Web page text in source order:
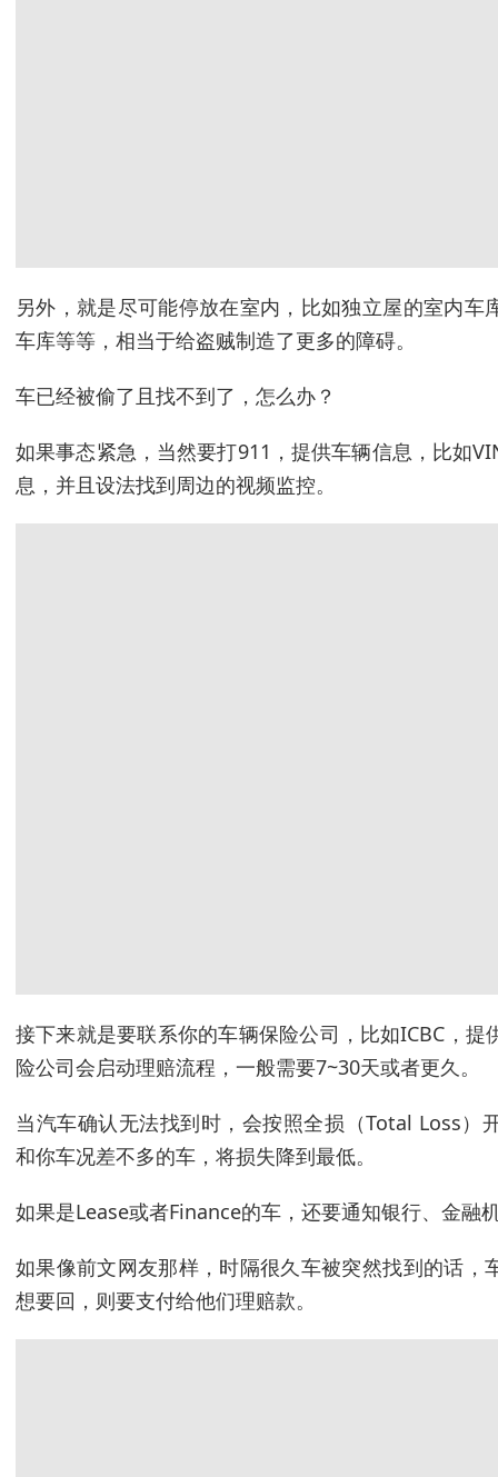
另外，就是尽可能停放在室内，比如独立屋的室内车
车库等等，相当于给盗贼制造了更多的障碍。
车已经被偷了且找不到了，怎么办？
如果事态紧急，当然要打911，提供车辆信息，比如
息，并且设法找到周边的视频监控。
接下来就是要联系你的车辆保险公司，比如ICBC，提
险公司会启动理赔流程，一般需要7~30天或者更久。
当汽车确认无法找到时，会按照全损（Total Loss）
和你车况差不多的车，将损失降到最低。
如果是Lease或者Finance的车，还要通知银行、金融
如果像前文网友那样，时隔很久车被突然找到的话，
想要回，则要支付给他们理赔款。